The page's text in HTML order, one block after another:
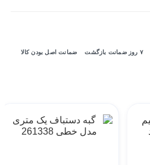
۷ روز ضمانت بازگشت ضمانت اصل بودن کالا